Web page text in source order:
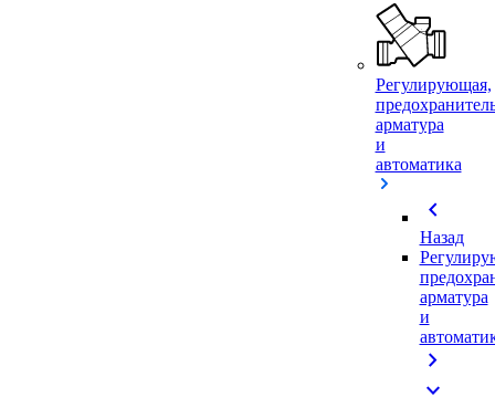
Регулирующая,
арматура
и
автоматика
chevron_left
Назад
арматура
и
chevron_right
expand_more